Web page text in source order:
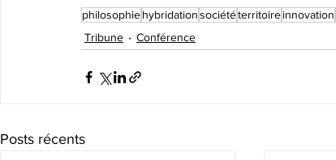
philosophiehybridationsociététerritoireinnovation
Tribune
Conférence
Posts récents